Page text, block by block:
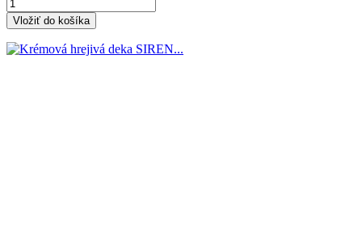
Vložiť do košíka